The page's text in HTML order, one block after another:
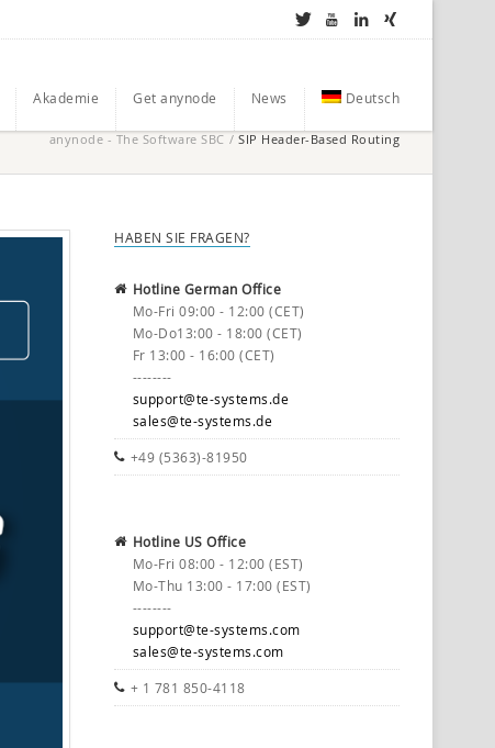
Akademie Get anynode News Deutsch
anynode - The Software SBC / SIP Header-Based Routing
HABEN SIE FRAGEN?
Hotline German Office
Mo-Fri 09:00 - 12:00 (CET)
Mo-Do13:00 - 18:00 (CET)
Fr 13:00 - 16:00 (CET)
--------
support@te-systems.de
sales@te-systems.de
+49 (5363)-81950
Hotline US Office
Mo-Fri 08:00 - 12:00 (EST)
Mo-Thu 13:00 - 17:00 (EST)
--------
support@te-systems.com
sales@te-systems.com
+ 1 781 850-4118